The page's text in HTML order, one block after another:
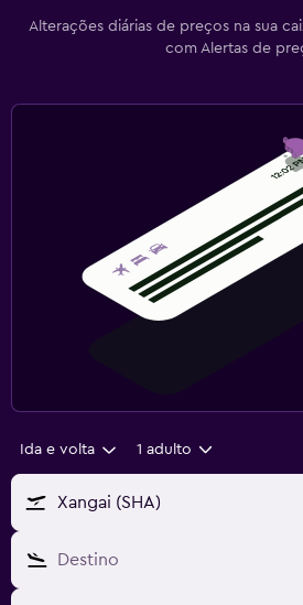
Alterações diárias de preços na sua
com Alertas de
Ida e volta 1 adulto
Xangai (SHA)
Destino